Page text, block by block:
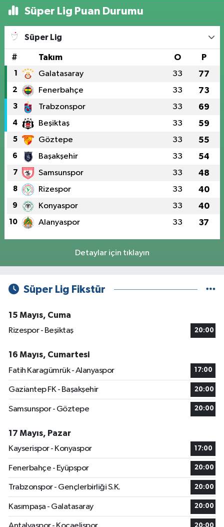
Süper Lig Puan Durumu
Süper Lig
# Takım O P
1 Galatasaray 33 77
2 Fenerbahçe 33 73
3 Trabzonspor 33 69
4 Beşiktaş 33 59
5 Göztepe 33 55
6 Başakşehir 33 54
7 Samsunspor 33 48
8 Rizespor 33 40
9 Konyaspor 33 40
10 Alanyaspor 33 37
Detaylar için tıklayın
Süper Lig Fikstür
15 Mayıs, Cuma
Rizespor - Beşiktaş
20:00
16 Mayıs, Cumartesi
Fatih Karagümrük - Alanyaspor
17:00
Gaziantep FK - Başakşehir 20:00
Samsunspor - Göztepe 20:00
17 Mayıs, Pazar
Kayserispor - Konyaspor
17:00
Fenerbahçe - Eyüpspor 20:00
Trabzonspor - Gençlerbirliği S.K. 20:00
Kasımpaşa - Galatasaray 20:00
20:00